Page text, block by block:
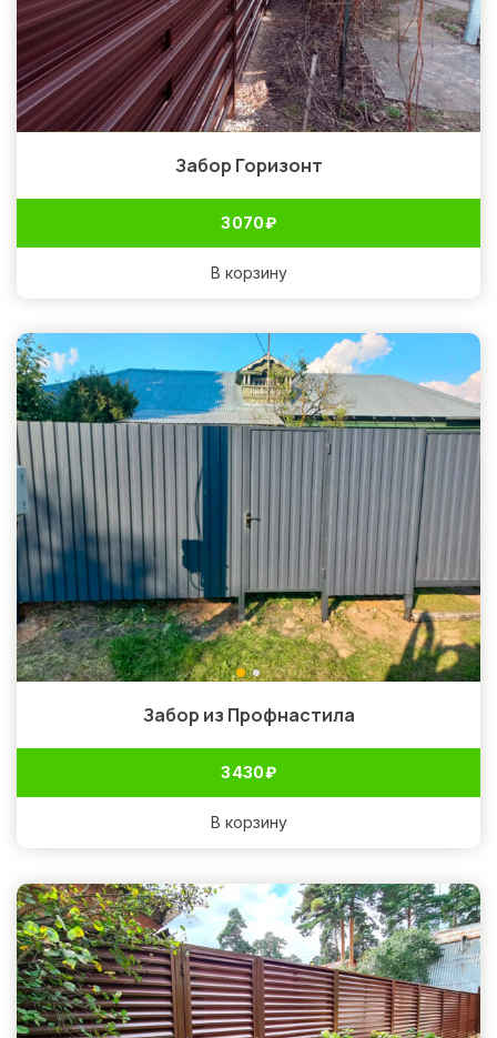
Забор Горизонт
3 070₽
В корзину
Забор из Профнастила
3 430₽
В корзину